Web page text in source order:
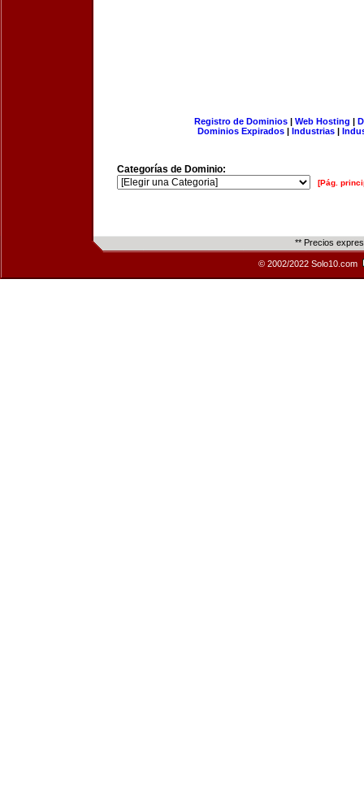
Registro de Dominios| Web Hosting |
Dominios Expirados | Industrias |
Categorías de Dominio:
[Pág.
** Precios
© 2002/2022 Solo10.com